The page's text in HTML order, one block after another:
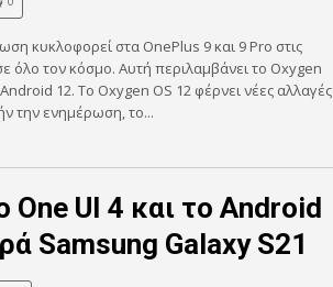
κυκλοφορεί στα OnePlus 9 και 9 Pro στις
όλο τον κόσμο. Αυτή περιλαμβάνει το Oxygen
12. Το Oxygen OS 12 φέρνει νέες αλλαγές
την ενημέρωση, το...
One UI 4 και το Android
Samsung Galaxy S21